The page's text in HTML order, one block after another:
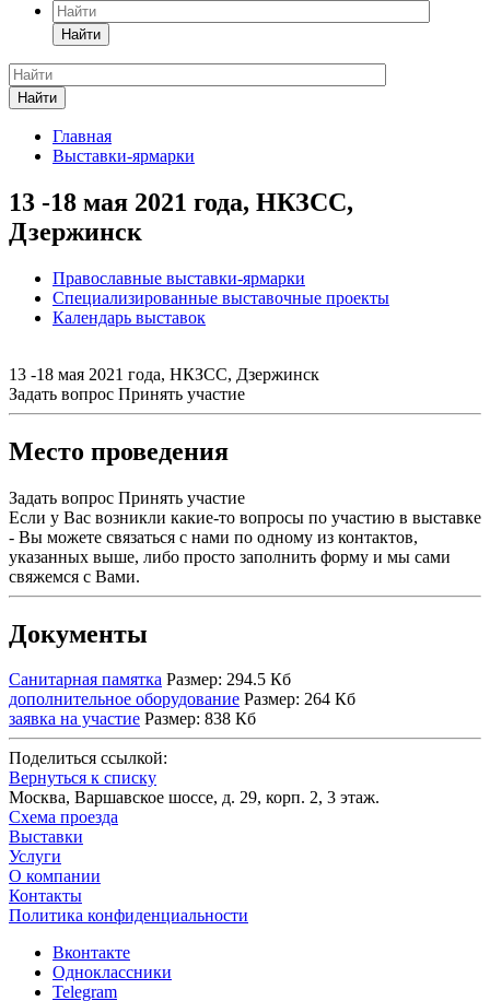
Найти
Найти
Главная
Выставки-ярмарки
13 -18 мая 2021 года, НКЗСС,
Дзержинск
Православные выставки-ярмарки
Специализированные выставочные проекты
Календарь выставок
13 -18 мая 2021 года, НКЗСС, Дзержинск
Задать вопрос Принять участие
Место проведения
Задать вопрос Принять участие
Если у Вас возникли какие-то вопросы по участию в выставке
- Вы можете связаться с нами по одному из контактов,
указанных выше, либо просто заполнить форму и мы сами
свяжемся с Вами.
Документы
Санитарная памятка Размер: 294.5 Кб
дополнительное оборудование Размер: 264 Кб
заявка на участие Размер: 838 Кб
Поделиться ссылкой:
Вернуться к списку
Москва, Варшавское шоссе, д. 29, корп. 2, 3 этаж.
Схема проезда
Выставки
Услуги
О компании
Контакты
Политика конфиденциальности
Вконтакте
Одноклассники
Telegram